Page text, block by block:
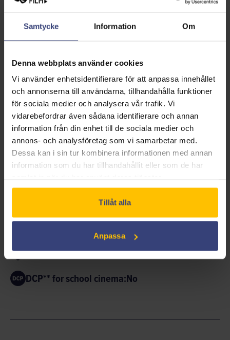
Samtycke Information Om
Denna webbplats använder cookies
Vi använder enhetsidentifierare för att anpassa innehållet
och annonserna till användarna, tillhandahålla funktioner
för sociala medier och analysera vår trafik. Vi
vidarebefordrar även sådana identifierare och annan
information från din enhet till de sociala medier och
annons- och analysföretag som vi samarbetar med.
Dessa kan i sin tur kombinera informationen med annan
information som du har tillhandahållit eller som de har
Tillåt alla
Anpassa
Två unga män längtar bort från fattigdomen och
Med handlingskraft och uppfinningsrikedom söker de
en väg ut. Men vägen är krokig, och inte alltid helt inom
lagens ramar. War Pony är en film med stort hjärta, om
community och en del av USA som sällan skildrats från
insidan. I rollerna syns amatörskådespelare som själva
är uppvuxna i reservatet.
DRAMA
Included in the Swedish Film License*:No
DCP** for school cinema:No